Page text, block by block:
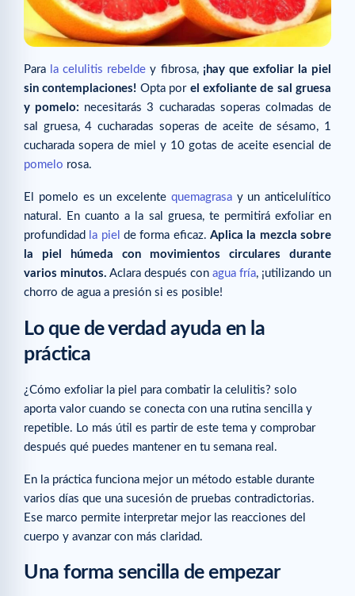
Para la celulitis rebelde y fibrosa, ¡hay que exfoliar la piel
sin contemplaciones! Opta por el exfoliante de sal gruesa
y pomelo: necesitarás 3 cucharadas soperas colmadas de
sal gruesa, 4 cucharadas soperas de aceite de sésamo, 1
cucharada sopera de miel y 10 gotas de aceite esencial de
pomelo rosa.
El pomelo es un excelente quemagrasay un anticelulítico
natural. En cuanto a la sal gruesa, te permitirá exfoliar en
profundidad la piel de forma eficaz.Aplica la mezcla sobre
la piel húmeda con movimientos circulares durante
varios minutos. Aclara después con agua fría, ¡utilizando un
chorro de agua a presión si es posible!
Lo que de verdad ayuda en la
práctica
¿Cómo exfoliar la piel para combatir la celulitis? solo
aporta valor cuando se conecta con una rutina sencilla y
repetible. Lo más útil es partir de este tema y comprobar
después qué puedes mantener en tu semana real.
En la práctica funciona mejor un método estable durante
varios días que una sucesión de pruebas contradictorias.
Ese marco permite interpretar mejor las reacciones del
cuerpo y avanzar con más claridad.
Una forma sencilla de empezar